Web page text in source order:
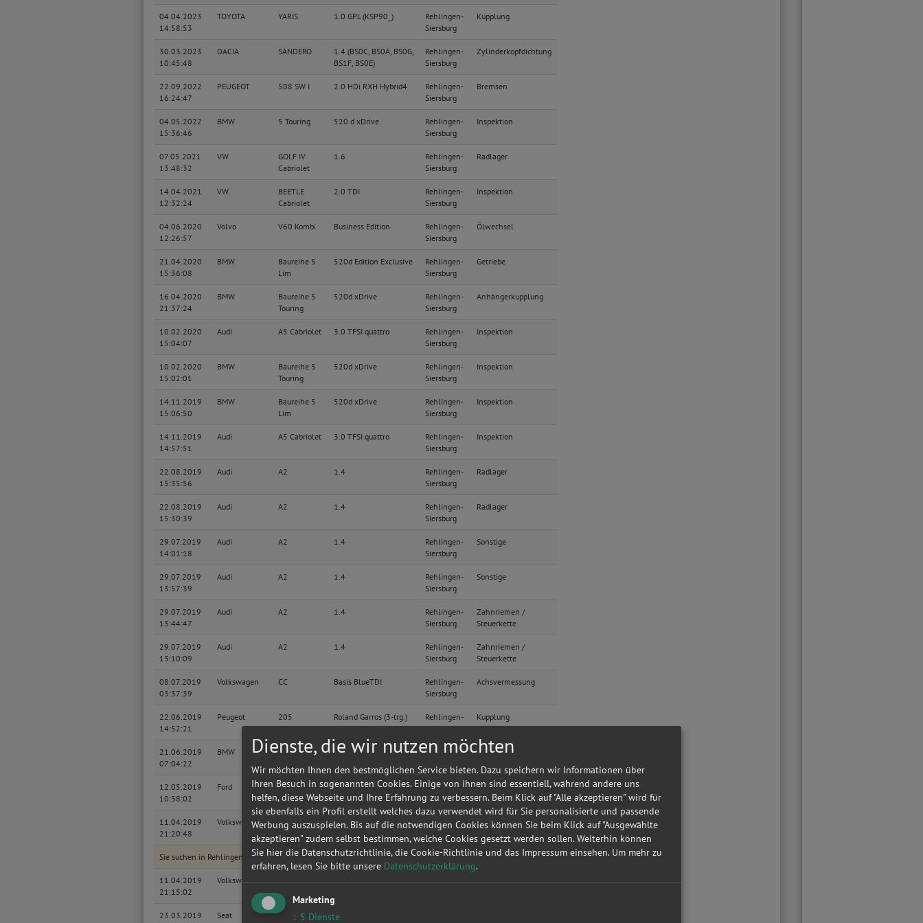
04.04.2023
14:58:53
TOYOTA YARIS 1.0 GPL (KSP90_)
Rehlingen-
Siersburg
Kupplung
30.03.2023
10:45:48
DACIA SANDERO
1.4 (BS0C, BS0A, BS0G,
BS1F, BS0E)
Rehlingen-
Siersburg
Zylinderkopfdichtung
22.09.2022
16:24:47
PEUGEOT 508 SW I 2.0 HDi RXH Hybrid4
Rehlingen-
Siersburg
Bremsen
04.05.2022
15:36:46
BMW 5 Touring 520 d xDrive
Rehlingen-
Siersburg
Inspektion
07.05.2021
13:48:32
VW
GOLF IV
Cabriolet
1.6
Rehlingen-
Siersburg
Radlager
14.04.2021
12:32:24
VW
BEETLE
Cabriolet
2.0 TDI
Rehlingen-
Siersburg
Inspektion
04.06.2020
12:26:57
Volvo V60 Kombi Business Edition
Rehlingen-
Siersburg
Ölwechsel
21.04.2020
15:36:08
BMW
Baureihe 5
Lim
520d Edition Exclusive
Rehlingen-
Siersburg
Getriebe
16.04.2020
21:37:24
BMW
Baureihe 5
Touring
520d xDrive
Rehlingen-
Siersburg
Anhängerkupplung
10.02.2020
15:04:07
Audi A5 Cabriolet 3.0 TFSI quattro
Rehlingen-
Siersburg
Inspektion
10.02.2020
15:02:01
BMW
Baureihe 5
Touring
520d xDrive
Rehlingen-
Siersburg
Inspektion
14.11.2019
15:06:50
BMW
Baureihe 5
Lim
520d xDrive
Rehlingen-
Siersburg
Inspektion
14.11.2019
14:57:51
Audi A5 Cabriolet 3.0 TFSI quattro
Rehlingen-
Siersburg
Inspektion
22.08.2019
15:35:56
Audi A2 1.4
Rehlingen-
Siersburg
Radlager
22.08.2019
15:30:39
Audi A2 1.4
Rehlingen-
Siersburg
Radlager
29.07.2019
14:01:18
Audi A2 1.4
Rehlingen-
Siersburg
Sonstige
29.07.2019
13:57:39
Audi A2 1.4
Rehlingen-
Siersburg
Sonstige
29.07.2019
13:44:47
Audi A2 1.4
Rehlingen-
Siersburg
Zahnriemen /
Steuerkette
29.07.2019
13:10:09
Audi A2 1.4
Rehlingen-
Siersburg
Zahnriemen /
Steuerkette
08.07.2019
03:37:39
Volkswagen CC Basis BlueTDI
Rehlingen-
Siersburg
Achsvermessung
22.06.2019
14:52:21
Peugeot 205 Roland Garros (3-trg.)
Rehlingen-
Siersburg
Kupplung
21.06.2019
07:04:22
BMW
Baureihe 5
520d xDrive
Rehlingen-
Sonstige
12.05.2019
10:38:02
Ford C Trend
Rehlingen-
Siersburg
Zahnriemen /
Steuerkette
11.04.2019
21:20:48
Volkswagen Phaeton
V6 TDI 4Motion (5
Sitze)
Rehlingen-
Siersburg
Reifenwechsel 4
Sie suchen in Rehlingen-siersburg eine günstige Werkstatt?Anfrage jetzt stellen
11.04.2019
21:15:02
Volkswagen Phaeton
V6 TDI 4Motion (5
Rehlingen-
Sonstige
23.03.2019
Seat Ibiza SC Reference
Dienste, die wir nutzen möchten
Wir möchten Ihnen den bestmöglichen Service bieten. Dazu speichern wir Informationen über
Ihren Besuch in sogenannten Cookies. Einige von ihnen sind essentiell, während andere uns
helfen, diese Webseite und Ihre Erfahrung zu verbessern. Beim Klick auf "Alle akzeptieren" wird für
sie ebenfalls ein Profil erstellt welches dazu verwendet wird für Sie personalisierte und passende
Werbung auszuspielen. Bis auf die notwendigen Cookies können Sie beim Klick auf "Ausgewählte
akzeptieren" zudem selbst bestimmen, welche Cookies gesetzt werden sollen. Weiterhin können
Sie hier die Datenschutzrichtlinie, die Cookie-Richtlinie und das Impressum einsehen. Um mehr zu
erfahren, lesen Sie bitte unsere Datenschutzerklärung.
Marketing
↓ 5 Dienste